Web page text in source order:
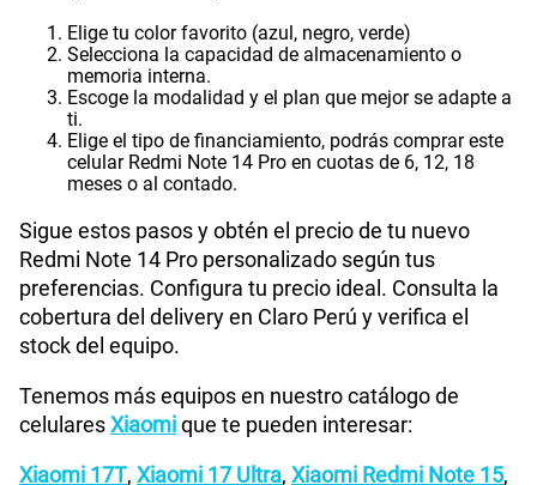
Elige tu color favorito (azul, negro, verde)
Selecciona la capacidad de almacenamiento o
memoria interna.
Escoge la modalidad y el plan que mejor se adapte a
ti.
Elige el tipo de financiamiento, podrás comprar este
celular Redmi Note 14 Pro en cuotas de 6, 12, 18
meses o al contado.
Sigue estos pasos y obtén el precio de tu nuevo
Redmi Note 14 Pro personalizado según tus
preferencias. Configura tu precio ideal. Consulta la
cobertura del delivery en Claro Perú y verifica el
stock del equipo.
Tenemos más equipos en nuestro catálogo de
celularesXiaomique te pueden interesar:
Xiaomi 17T, Xiaomi 17 Ultra, Xiaomi Redmi Note 15,